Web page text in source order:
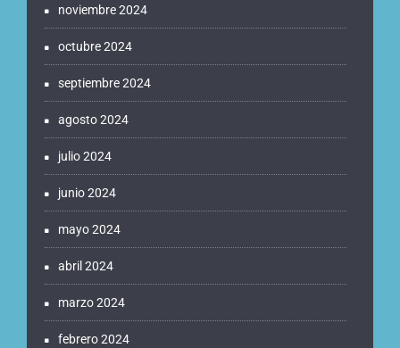
noviembre 2024
octubre 2024
septiembre 2024
agosto 2024
julio 2024
junio 2024
mayo 2024
abril 2024
marzo 2024
febrero 2024